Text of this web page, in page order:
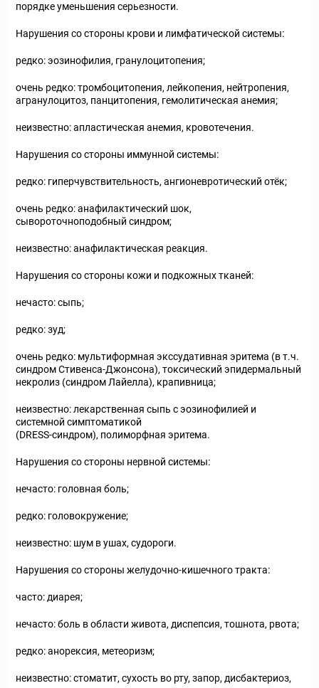
порядке уменьшения серьезности.
Нарушения со стороны крови и лимфатической системы:
редко: эозинофилия, гранулоцитопения;
очень редко: тромбоцитопения, лейкопения, нейтропения,
агранулоцитоз, панцитопения, гемолитическая анемия;
неизвестно: апластическая анемия, кровотечения.
Нарушения со стороны иммунной системы:
редко: гиперчувствительность, ангионевротический отёк;
очень редко: анафилактический шок,
сывороточноподобный синдром;
неизвестно: анафилактическая реакция.
Нарушения со стороны кожи и подкожных тканей:
нечасто: сыпь;
редко: зуд;
очень редко: мультиформная экссудативная эритема (в т.ч.
синдром Стивенса-Джонсона), токсический эпидермальный
некролиз (синдром Лайелла), крапивница;
неизвестно: лекарственная сыпь с эозинофилией и
системной симптоматикой
(DRESS-синдром), полиморфная эритема.
Нарушения со стороны нервной системы:
нечасто: головная боль;
редко: головокружение;
неизвестно: шум в ушах, судороги.
Нарушения со стороны желудочно-кишечного тракта:
часто: диарея;
нечасто: боль в области живота, диспепсия, тошнота, рвота;
редко: анорексия, метеоризм;
неизвестно: стоматит, сухость во рту, запор, дисбактериоз,